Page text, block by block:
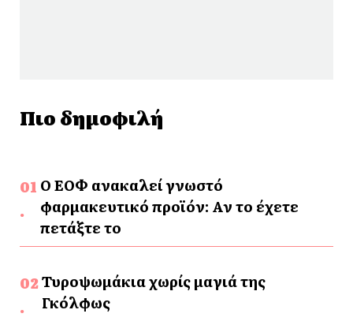
Πιο δημοφιλή
Ο ΕΟΦ ανακαλεί γνωστό
φαρμακευτικό προϊόν: Αν το έχετε
πετάξτε το
Τυροψωμάκια χωρίς μαγιά της
Γκόλφως